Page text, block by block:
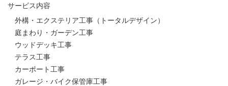
サービス内容
外構・エクステリア工事（トータルデザイン）
庭まわり・ガーデン工事
ウッドデッキ工事
テラス工事
カーポート工事
ガレージ・バイク保管庫工事